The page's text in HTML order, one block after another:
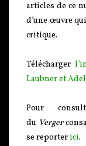
articles de ce
d’une œuvre
critique.
Télécharger
Laubner et
Pour
du Verger
se reporter ici.